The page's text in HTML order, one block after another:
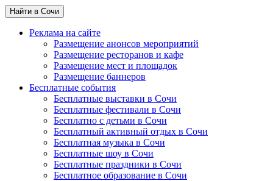
Найти в Сочи
Реклама на сайте
Размещение анонсов мероприятий
Размещение ресторанов и кафе
Размещение мест и площадок
Размещение баннеров
Бесплатные события
Бесплатные выставки в Сочи
Бесплатные фестивали в Сочи
Бесплатно с детьми в Сочи
Бесплатный активный отдых в Сочи
Бесплатная музыка в Сочи
Бесплатные шоу в Сочи
Бесплатные праздники в Сочи
Бесплатное образование в Сочи